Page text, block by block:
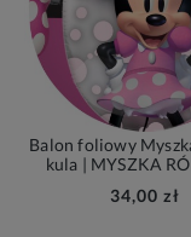
Balon foliowy
kula | MYSZKA
34,00 zł